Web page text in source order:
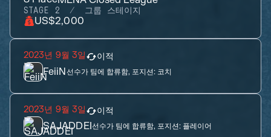
STAGE 2 그룹 스테이지
US$2,000
2023년 9월 3일 이적
FeiiN선수가 팀에 합류함, 포지션: 코치
2023년 9월 3일 이적
SAJADDEI선수가 팀에 합류함, 포지션: 플레이어